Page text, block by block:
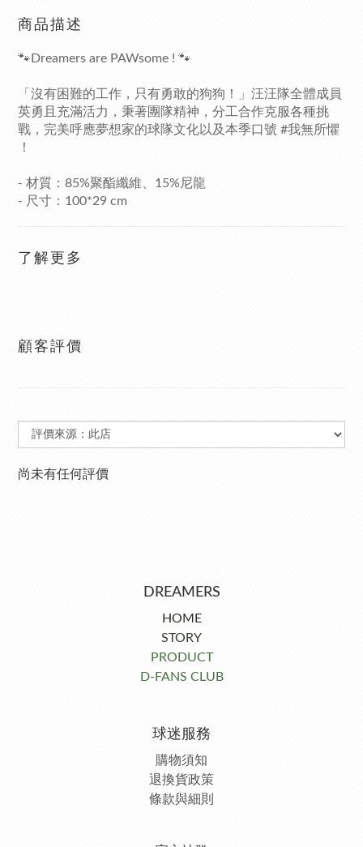
商品描述
🐾Dreamers are PAWsome ! 🐾
「沒有困難的工作，只有勇敢的狗狗！」汪汪隊全體成員
英勇且充滿活力，秉著團隊精神，分工合作克服各種挑
戰，完美呼應夢想家的球隊文化以及本季口號 #我無所懼
！
- 材質 ： 85%聚酯纖維、15%尼龍
- 尺寸：100*29 cm
了解更多
顧客評價
尚未有任何評價
DREAMERS
HOME
STORY
PRODUCT
D-FANS CLUB
球迷服務
購物須知
退換貨政策
條款與細則